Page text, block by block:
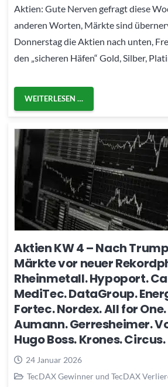
Aktien: Gute Nerven gefragt diese
anderen Worten, Märkte sind
Donnerstag die Aktien nach unten,
den „sicheren Häfen“ Gold, Silber,
WEITERLESEN …
Aktien KW 4 – Nach
Märkte vor neuer
Rheinmetall. Hypoport.
MediTec. DataGroup.
Fortec. Nordex. All for One.
Aumann. Gerresheimer.
Hugo Boss. Krones. Circus.
24 Januar 2026
TecDAX Gewinner und TecDAX